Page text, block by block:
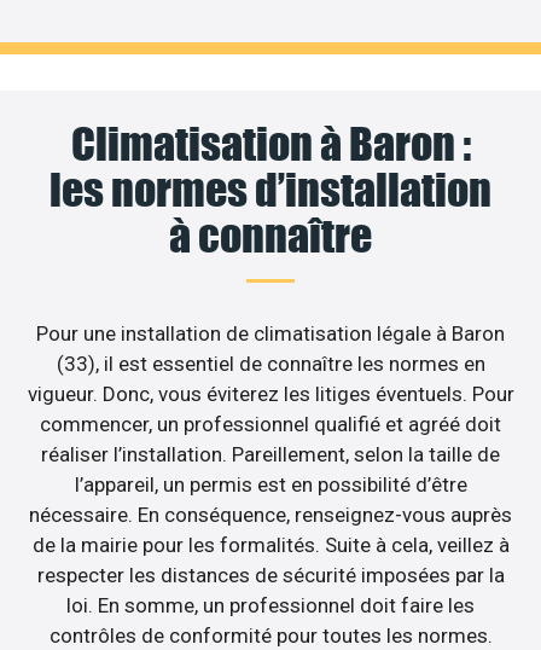
Climatisation à Baron :
les normes d’installation
à connaître
Pour une installation de climatisation légale à Baron
(33), il est essentiel de connaître les normes en
vigueur. Donc, vous éviterez les litiges éventuels. Pour
commencer, un professionnel qualifié et agréé doit
réaliser l’installation. Pareillement, selon la taille de
l’appareil, un permis est en possibilité d’être
nécessaire. En conséquence, renseignez-vous auprès
de la mairie pour les formalités. Suite à cela, veillez à
respecter les distances de sécurité imposées par la
loi. En somme, un professionnel doit faire les
contrôles de conformité pour toutes les normes.